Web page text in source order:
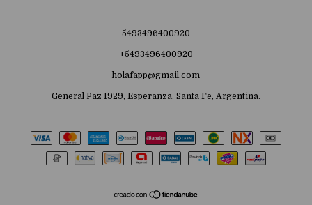
5493496400920
+5493496400920
holafapp@gmail.com
General Paz 1929, Esperanza, Santa Fe, Argentina.